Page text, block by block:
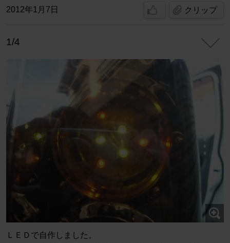
2012年1月7日 クリップ
1/4
ＬＥＤで自作しました。